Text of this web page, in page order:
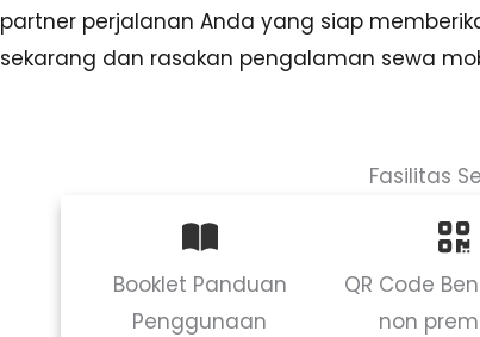
partner perjalanan Anda yang siap
sekarang dan rasakan pengalaman sewa
Fasilitas
Booklet Panduan
Penggunaan
QR Code
non